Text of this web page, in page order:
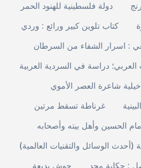
دولة فلسطينية للهنود الحمر
كتاب تلوين كبير ورائع : وردي
: اسرار الشفاء من السرطان
العربي؛ دراسة في السردية العربية
شاعرة العصر الأموي
غرناطة تسقط مرتين
الحسين وأهل بيته وأصحابه
(أحدث الوسائل والتقنيات العالمية)
حوش بديعة
: حكاية مجد